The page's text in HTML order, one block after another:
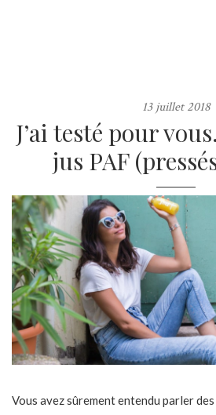
13 juillet 2018
J’ai testé pour
jus PAF
Vous avez sûrement entendu parler des